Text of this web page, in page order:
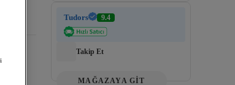
Tudors 9.4
Takip Et
MAĞAZAYA GİT